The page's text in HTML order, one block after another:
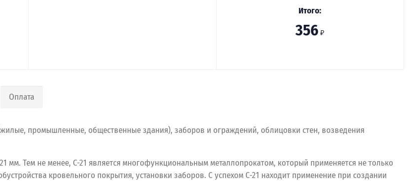
Итого:
356 ₽
Оплата
промышленные, общественные здания), заборов и ограждений, облицовки стен, возведения
мм. Тем не менее, С-21 является многофункциональным металлопрокатом, который применяется не только
кровельного покрытия, установки заборов. С успехом С-21 находит применение при создании